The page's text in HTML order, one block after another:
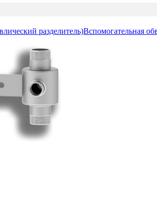
разделитель)Вспомогательная